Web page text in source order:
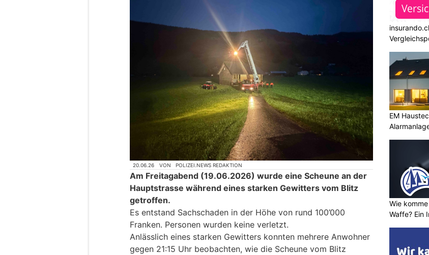
20.06.26 VON POLIZEI.NEWS REDAKTION
Am Freitagabend (19.06.2026) wurde eine Scheune an der
Hauptstrasse während eines starken Gewitters vom Blitz
getroffen.
Es entstand Sachschaden in der Höhe von rund 100’000
Franken. Personen wurden keine verletzt.
Anlässlich eines starken Gewitters konnten mehrere Anwohner
gegen 21:15 Uhr beobachten, wie die Scheune vom Blitz
EM
Wie
Waffe? Ein